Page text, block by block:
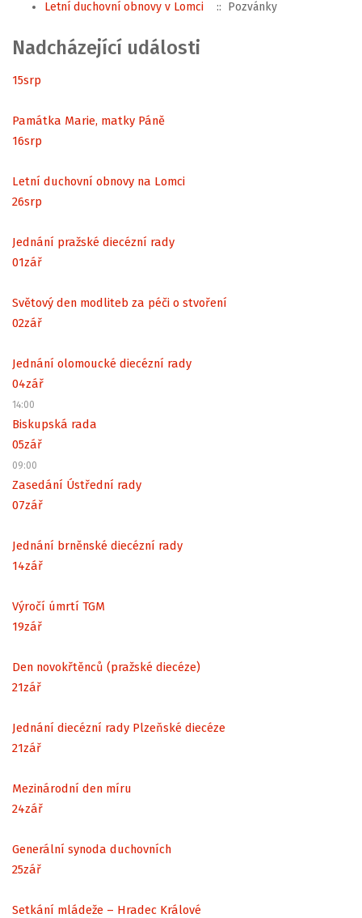
Letní duchovní obnovy v Lomci
:: Pozvánky
Nadcházející události
15srp
Památka Marie, matky Páně
16srp
Letní duchovní obnovy na Lomci
26srp
Jednání pražské diecézní rady
01zář
Světový den modliteb za péči o stvoření
02zář
Jednání olomoucké diecézní rady
04zář
14:00
Biskupská rada
05zář
09:00
Zasedání Ústřední rady
07zář
Jednání brněnské diecézní rady
14zář
Výročí úmrtí TGM
19zář
Den novokřtěnců (pražské diecéze)
21zář
Jednání diecézní rady Plzeňské diecéze
21zář
Mezinárodní den míru
24zář
Generální synoda duchovních
25zář
Setkání mládeže – Hradec Králové